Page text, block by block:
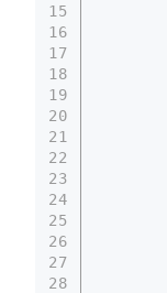
15
16
17
18
19
20
21
22
23
24
25
26
27
28